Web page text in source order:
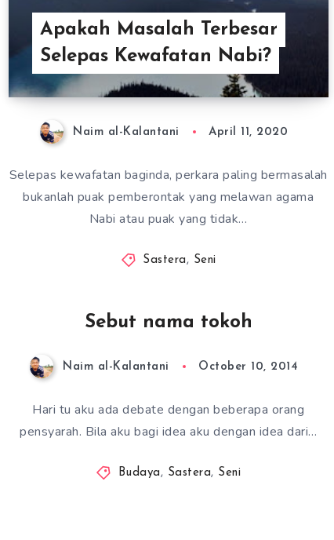
Apakah Masalah Terbesar
Selepas Kewafatan Nabi?
Naim al-Kalantani April 11, 2020
Selepas kewafatan baginda, perkara paling bermasalah
bukanlah puak pemberontak yang melawan agama
Nabi atau puak yang tidak…
Sastera, Seni
Sebut nama tokoh
Naim al-Kalantani October 10, 2014
Hari tu aku ada debate dengan beberapa orang
pensyarah. Bila aku bagi idea aku dengan idea dari…
Budaya, Sastera, Seni